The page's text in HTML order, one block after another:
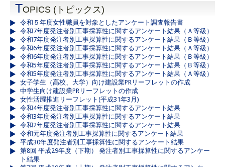
TOPICS (トピックス)
令和５年度女性職員を対象としたアンケート調査報告書
令和7年度発注者別工事採算性に関するアンケート結果（Ａ等級）
令和7年度発注者別工事採算性に関するアンケート結果（Ｂ等級）
令和6年度発注者別工事採算性に関するアンケート結果（Ａ等級）
令和6年度発注者別工事採算性に関するアンケート結果（Ｂ等級）
令和5年度発注者別工事採算性に関するアンケート結果（Ｂ等級）
令和5年度発注者別工事採算性に関するアンケート結果（Ａ等級）
女子学生（高校、大学）向け建設業PRリーフレットの作成
中学生向け建設業PRリーフレットの作成
女性活躍推進リーフレット(平成31年3月)
令和4年度発注者別工事採算性に関するアンケート結果
令和3年度発注者別工事採算性に関するアンケート結果
令和2年度発注者別工事採算性に関するアンケート結果
令和元年度発注者別工事採算性に関するアンケート結果
平成30年度発注者別工事採算性に関するアンケート結果
第8回 平成29年度（下期） 発注者別工事採算性に関するアンケー
ト結果